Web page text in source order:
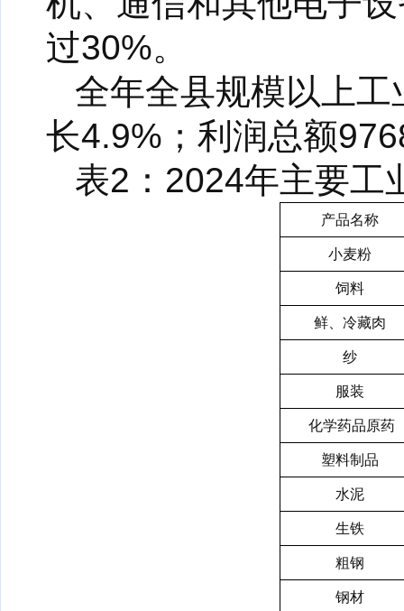
过30%。
全年全县规模以上
长4.9%；利润总额
表2：2024年主要工
产品名称
小麦粉
饲料
鲜、冷藏肉
纱
服装
化学药品原药
塑料制品
水泥
生铁
粗钢
钢材